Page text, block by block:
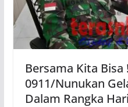
Bersama Kita Bisa
0911/Nunukan
Dalam Rangka